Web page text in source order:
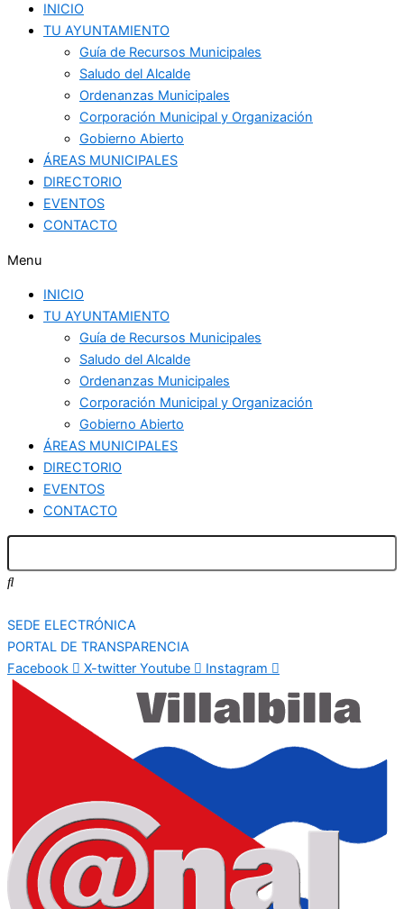
INICIO
TU AYUNTAMIENTO
Guía de Recursos Municipales
Saludo del Alcalde
Ordenanzas Municipales
Corporación Municipal y Organización
Gobierno Abierto
ÁREAS MUNICIPALES
DIRECTORIO
EVENTOS
CONTACTO
Menu
INICIO
TU AYUNTAMIENTO
Guía de Recursos Municipales
Saludo del Alcalde
Ordenanzas Municipales
Corporación Municipal y Organización
Gobierno Abierto
ÁREAS MUNICIPALES
DIRECTORIO
EVENTOS
CONTACTO
SEDE ELECTRÓNICA
PORTAL DE TRANSPARENCIA
Facebook
X-twitter Youtube Instagram